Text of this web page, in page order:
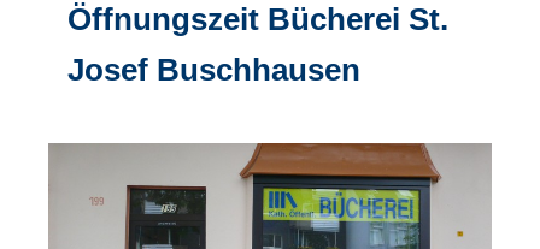
Öffnungszeit Bücherei St.
Josef Buschhausen